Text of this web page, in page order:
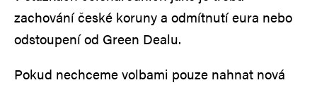
zachování české koruny a odmítnutí eura nebo
odstoupení od Green Dealu.
Pokud nechceme volbami pouze nahnat nová